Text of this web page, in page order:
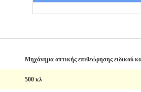
Μηχάνημα οπτικής επιθεώρησης ειδικού
500 κλ